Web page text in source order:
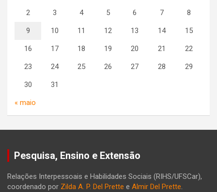
2 3 4 5 6 7 8
9 10 11 12 13 14 15
16 17 18 19 20 21 22
23 24 25 26 27 28 29
30 31
« maio
Pesquisa, Ensino e Extensão
Relações Interpessoais e Habilidades Sociais (RIHS/UFSCar),
coordenado por Zilda A. P. Del Prette e Almir Del Prette.